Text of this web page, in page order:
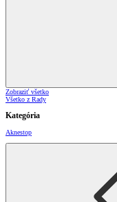
Zobraziť všetko
Všetko z Rady
Kategória
Aknestop